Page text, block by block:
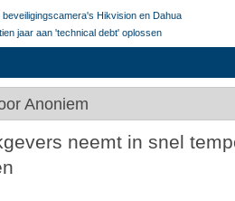
Hikvision en Dahua
jaar aan 'technical debt' oplossen
Anoniem
neemt in snel